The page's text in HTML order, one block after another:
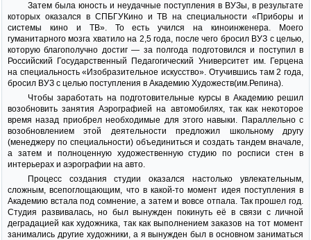
Затем была юность и неудачные поступления в ВУЗы, в результате
которых оказался в СПБГУКино и ТВ на специальности «Приборы и
системы кино и ТВ». То есть учился на киноинженера. Моего
гуманитарного мозга хватило на 2,5 года, после чего бросил ВУЗ с целью,
которую благополучно достиг — за полгода подготовился и поступил в
Российский Государственный Педагогический Университет им. Герцена
на специальность «Изобразительное искусство». Отучившись там 2 года,
бросил ВУЗ с целью поступления в Академию Художеств(им.Репина).
Чтобы заработать на подготовительные курсы в Академию решил
возобновить занятия Аэрографией на автомобилях, так как некоторое
время назад приобрел необходимые для этого навыки. Параллельно с
возобновлением этой деятельности предложил школьному другу
(менеджеру по специальности) объединиться и создать тандем вначале,
а затем и полноценную художественную студию по росписи стен в
интерьерах и аэрографии на авто.
Процесс создания студии оказался настолько увлекательным,
сложным, всепоглощающим, что в какой-то момент идея поступления в
Академию встала под сомнение, а затем и вовсе отпала. Так прошел год.
Студия развивалась, но был вынужден покинуть её в связи с личной
деградацией как художника, так как выполнением заказов на тот момент
занимались другие художники, а я вынужден был в основном заниматься